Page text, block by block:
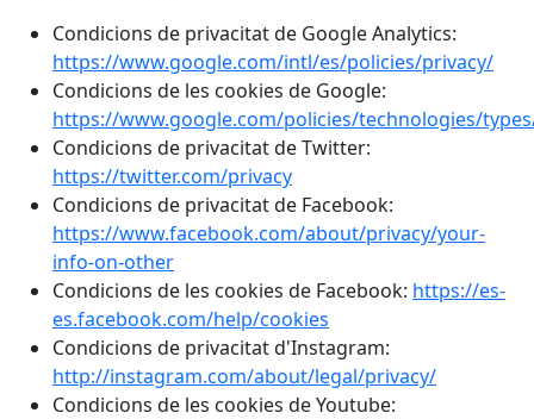
Condicions de privacitat de Google Analytics:
https://www.google.com/intl/es/policies/privacy/
Condicions de les cookies de Google:
https://www.google.com/policies/technologies/
Condicions de privacitat de Twitter:
https://twitter.com/privacy
Condicions de privacitat de Facebook:
https://www.facebook.com/about/privacy/your-
info-on-other
Condicions de les cookies de Facebook: https://es-
es.facebook.com/help/cookies
Condicions de privacitat d'Instagram:
http://instagram.com/about/legal/privacy/
Condicions de les cookies de Youtube: